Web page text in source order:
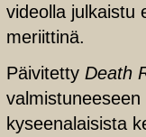
videolla julkaistu
meriittinä.
Päivitetty Death
kyseenalaisista